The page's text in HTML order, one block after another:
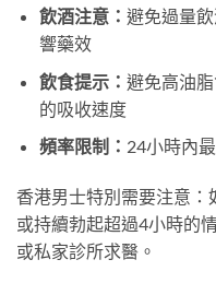
飲酒注意： 避免過量
響藥效
飲食提示： 避免高油
的吸收速度
頻率限制： 24小時內
香港男士特別需要注意
或持續勃起超過4小時的
或私家診所求醫。